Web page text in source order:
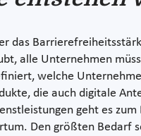
das
alle Unternehmen
welche
die auch digitale
geht es
Den größten Bedarf